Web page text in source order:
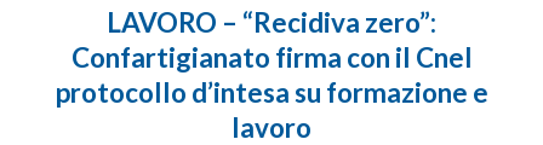
LAVORO – “Recidiva zero”:
Confartigianato firma con il Cnel
protocollo d’intesa su formazione e
lavoro